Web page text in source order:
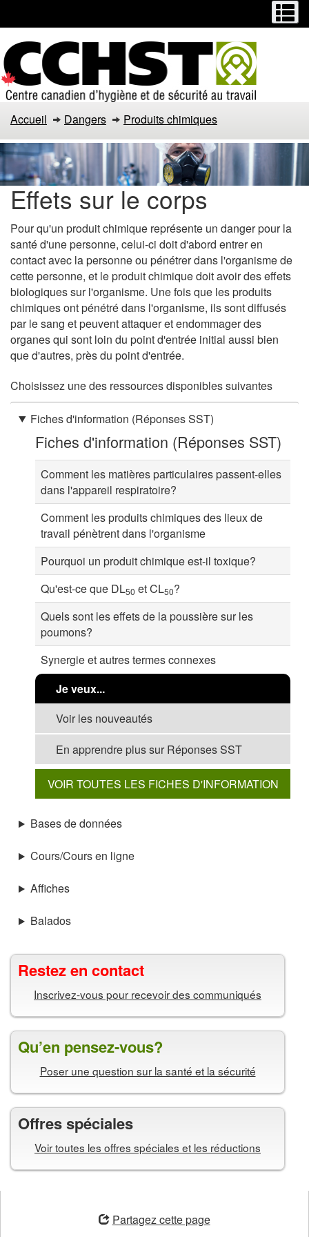
contenu
principal
la
version
HTML
simplifiée
Accueil Dangers Produits chimiques
Effets sur le corps
Pour qu'un produit chimique représente un danger pour la
santé d'une personne, celui-ci doit d'abord entrer en
contact avec la personne ou pénétrer dans l'organisme de
cette personne, et le produit chimique doit avoir des effets
biologiques sur l'organisme. Une fois que les produits
chimiques ont pénétré dans l'organisme, ils sont diffusés
par le sang et peuvent attaquer et endommager des
organes qui sont loin du point d'entrée initial aussi bien
que d'autres, près du point d'entrée.
Choisissez une des ressources disponibles suivantes
Fiches d'information (Réponses SST)
Fiches d'information (Réponses SST)
Comment les matières particulaires passent-elles
dans l'appareil respiratoire?
Comment les produits chimiques des lieux de
travail pénètrent dans l'organisme
Pourquoi un produit chimique est-il toxique?
Qu'est-ce que DL50 et CL50?
Quels sont les effets de la poussière sur les
poumons?
Synergie et autres termes connexes
Je veux...
Voir les nouveautés
En apprendre plus sur Réponses SST
VOIR TOUTES LES FICHES D'INFORMATION
Bases de données
Cours/Cours en ligne
Affiches
Balados
Restez en contact
Inscrivez-vous pour recevoir des communiqués
Qu’en pensez-vous?
Poser une question sur la santé et la sécurité
Offres spéciales
Voir toutes les offres spéciales et les réductions
Partagez cette page